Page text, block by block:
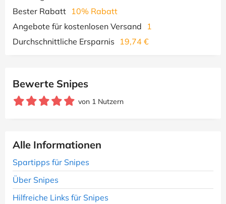
Bester Rabatt 10% Rabatt
Angebote für kostenlosen Versand
1
Durchschnittliche Ersparnis
19,74 €
Bewerte Snipes
von 1 Nutzern
Alle Informationen
Spartipps für Snipes
Über Snipes
Hilfreiche Links für Snipes